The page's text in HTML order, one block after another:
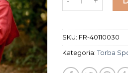
SKU: FR-40110030
Kategoria: Torba